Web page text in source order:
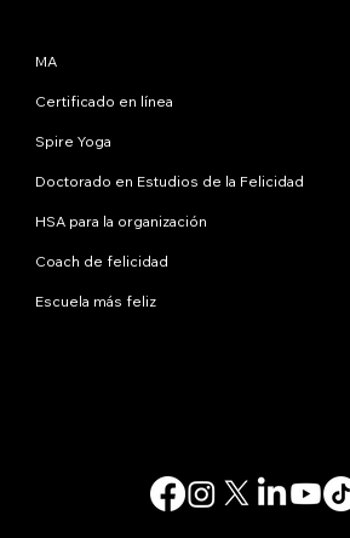
MA
Certificado en línea
Spire Yoga
Doctorado en Estudios de la Felicidad
HSA para la organización
Coach de felicidad
Escuela más feliz